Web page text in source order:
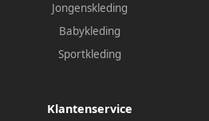
Jongenskleding
Babykleding
Sportkleding
Klantenservice